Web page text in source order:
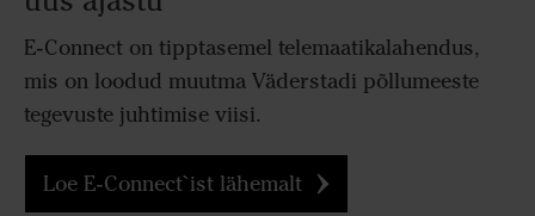
E-Connect on tipptasemel telemaatikalahendus,
mis on loodud muutma Väderstadi põllumeeste
tegevuste juhtimise viisi.
Loe E-Connect`ist lähemalt